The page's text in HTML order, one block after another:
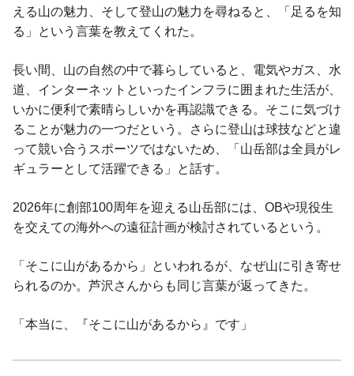
える山の魅力、そして登山の魅力を尋ねると、「足るを知
る」という言葉を教えてくれた。
長い間、山の自然の中で暮らしていると、電気やガス、水
道、インターネットといったインフラに囲まれた生活が、
いかに便利で素晴らしいかを再認識できる。そこに気づけ
ることが魅力の一つだという。さらに登山は球技などと違
って競い合うスポーツではないため、「山岳部は全員がレ
ギュラーとして活躍できる」と話す。
2026年に創部100周年を迎える山岳部には、OBや現役生
を交えての海外への遠征計画が検討されているという。
「そこに山があるから」といわれるが、なぜ山に引き寄せ
られるのか。芦沢さんからも同じ言葉が返ってきた。
「本当に、『そこに山があるから』です」